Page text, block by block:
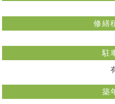
修繕
駐
築